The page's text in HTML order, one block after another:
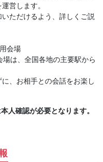
営します。
ただけるよう、詳しくご説
会場
は、全国各地の主要駅から
、お相手との会話をお楽し
人確認が必要となります。